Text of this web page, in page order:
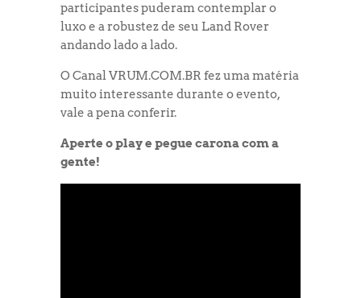
participantes puderam contemplar o
luxo e a robustez de seu Land Rover
andando lado a lado.
O Canal VRUM.COM.BR fez uma matéria
muito interessante durante o evento,
vale a pena conferir.
Aperte o play e pegue carona com a
gente!